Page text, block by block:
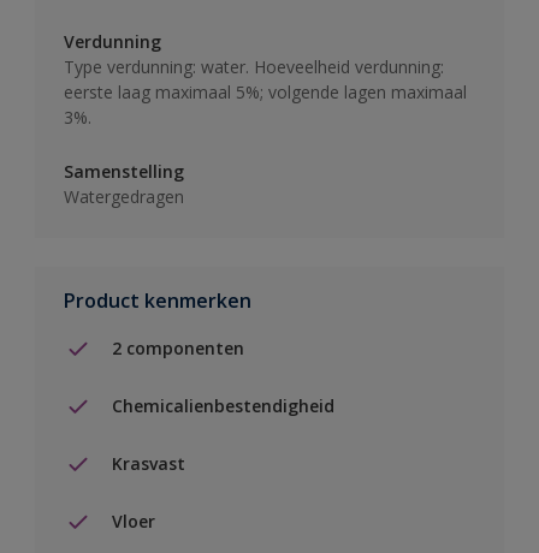
Verdunning
Type verdunning: water. Hoeveelheid verdunning:
eerste laag maximaal 5%; volgende lagen maximaal
3%.
Samenstelling
Watergedragen
Product kenmerken
2 componenten
Chemicalienbestendigheid
Krasvast
Vloer